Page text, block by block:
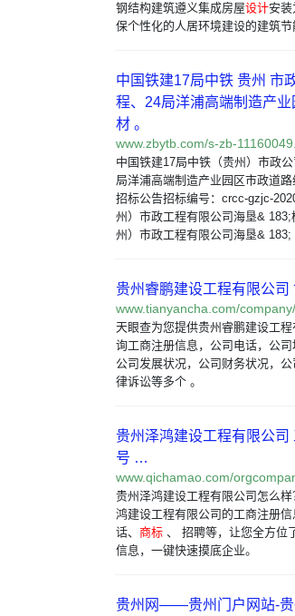
钢结构建筑遵义集成房屋设计安
保个性化的人居环境建设的建筑
中国铁建17局中铁 贵州 市
程、24局洋浦高端制造产
材 。
www.zbytb.com/s-zb-
中国铁建17局中铁（贵州）市政
局洋浦高端制造产业园区市政道
招标公告招标编号：crcc-gzjc-
州）市政工程有限公司海垦&
州）市政工程有限公司海垦& 183;
贵州睿鹏建设工程有限公
www.tianyancha.com/
天眼查为您提供贵州睿鹏建设工
询工商注册信息，公司电话，公
公司发展状况，公司财务状况，公
律诉讼等多个 。
贵州泽鸿建设工程有限公司
号 …
www.qichamao.com/
贵州泽鸿建设工程有限公司怎么
鸿建设工程有限公司的工商注册
话、 商标 、 招聘等，让您全方位
信息，一键快速摸底企业。
贵州网——贵州门户网站-贵